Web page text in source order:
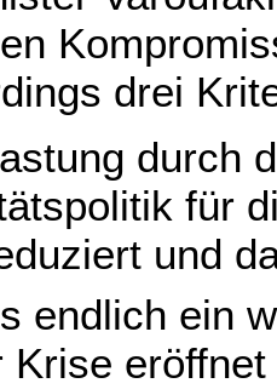
drei
durch
für
und
endlich ein
Krise